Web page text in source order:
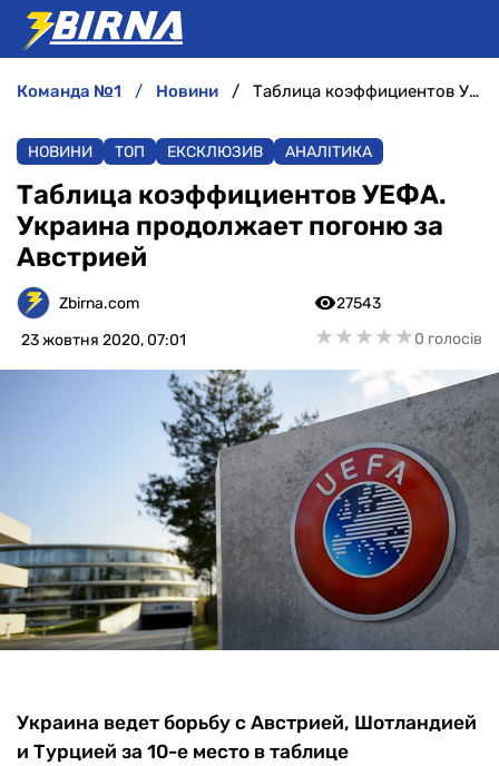
АНАЛІТИКА
ІНТЕРВ'Ю
РІЗНЕ
команда №1 новини Таблица коэффициентов УЕФА. Украина продолжает погоню за Австрией
НОВИНИ ТОП ЕКСКЛЮЗИВ АНАЛІТИКА
Таблица коэффициентов УЕФА.
Украина продолжает погоню за
Австрией
Zbirna.com
23 жовтня 2020, 07:01
27543
★★★★★
★★★★★0 голосів
Украина ведет борьбу с Австрией, Шотландией
и Турцией за 10-е место в таблице